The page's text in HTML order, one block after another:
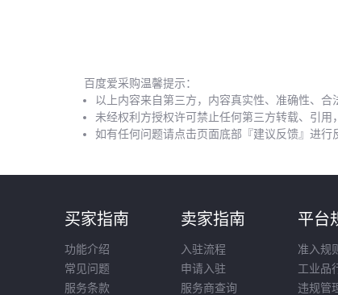
百度爱采购温馨提示：
以上内容来自第三方，内容真实性、准确性、合
未经权利方授权许可禁止任何第三方转载、引用
如有任何问题请点击页面底部『建议反馈』进行
买家指南
功能介绍
常见问题
服务条款
卖家指南
入驻流程
申请入驻
服务商查询
平台
准入规
工业品
违规管